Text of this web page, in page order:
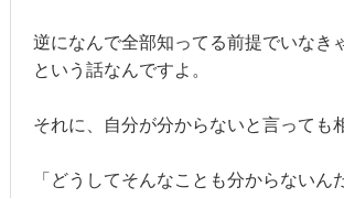
逆になんで全部知ってる前提でいなき
という話なんですよ。
それに、自分が分からないと言っても
「どうしてそんなことも分からないん